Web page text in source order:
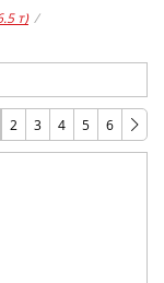
т) /
2 3 4 5 6